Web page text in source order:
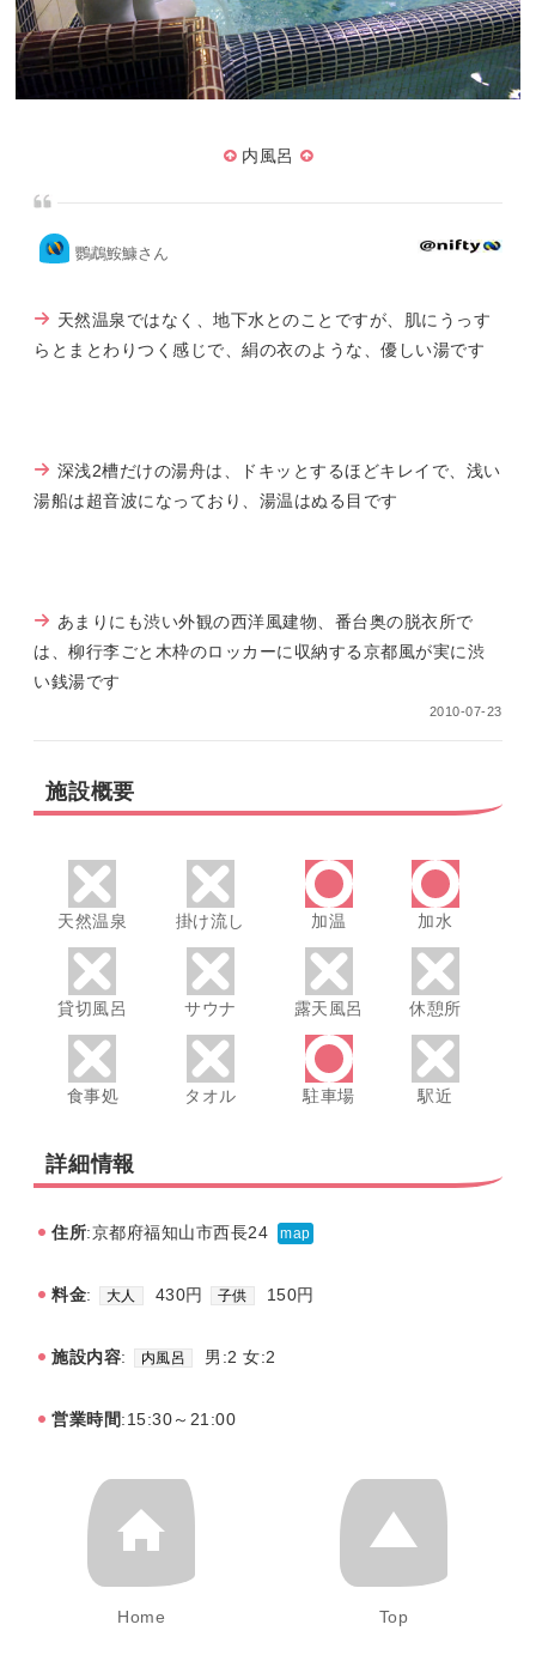
内風呂
鸚鵡鮟鱇さん
天然温泉ではなく、地下水とのことですが、肌にうっす
らとまとわりつく感じで、絹の衣のような、優しい湯です
深浅2槽だけの湯舟は、ドキッとするほどキレイで、浅い
湯船は超音波になっており、湯温はぬる目です
あまりにも渋い外観の西洋風建物、番台奥の脱衣所で
は、柳行李ごと木枠のロッカーに収納する京都風が実に渋
い銭湯です
2010-07-23
施設概要
天然温泉 掛け流し 加温 加水
貸切風呂 サウナ 露天風呂 休憩所
食事処 タオル 駐車場 駅近
詳細情報
住所:京都府福知山市西長24 map
料金: 大人 430円 子供 150円
施設内容: 内風呂 男:2 女:2
営業時間:15:30～21:00
Home Top